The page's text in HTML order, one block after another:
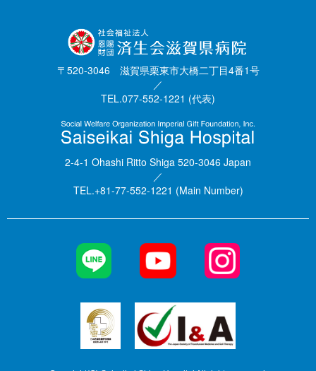
〒520-3046 滋賀県栗東市大橋二丁目4番1号
／
TEL.077-552-1221 (代表)
2-4-1 Ohashi Ritto Shiga 520-3046 Japan
／
TEL.+81-77-552-1221 (Main Number)